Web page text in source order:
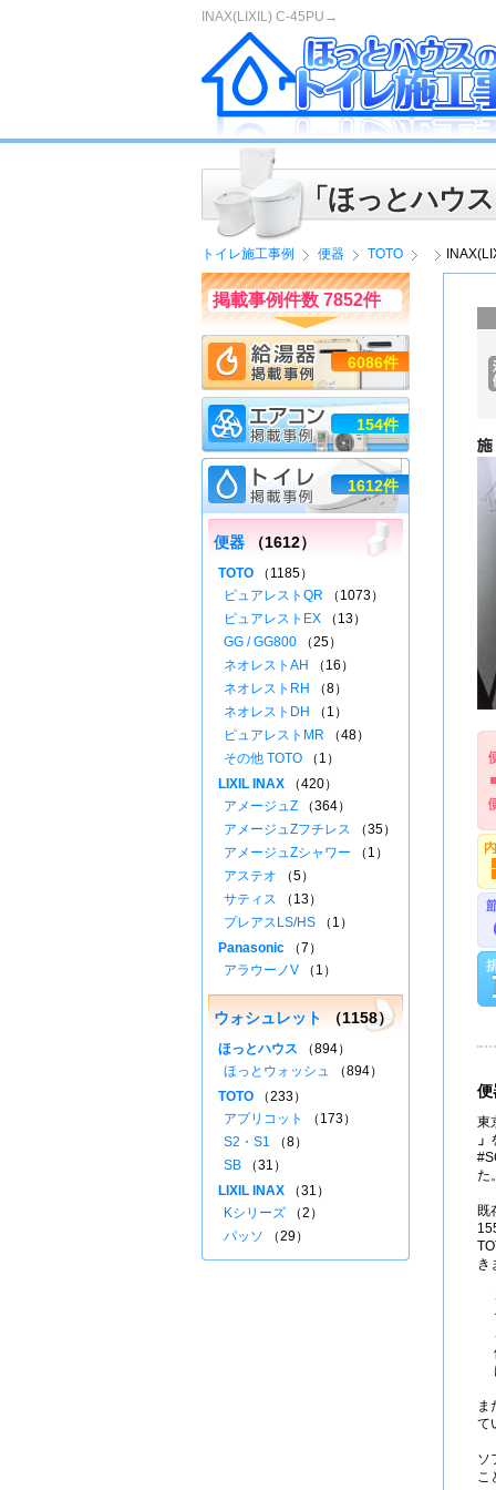
INAX(LIXIL) C-45PU→
「ほっとハウ
トイレ施工事例 便器 TOTO
便
東
」
た。
既
き
ま
て
ソ
こ
掲載事例件数 7852件
6086件
154件
1612件
便器 （1612）
TOTO （1185）
ピュアレストQR （1073）
ピュアレストEX （13）
GG / GG800 （25）
ネオレストAH
（16）
ネオレストRH
（8）
ネオレストDH
（1）
ピュアレストMR （48）
その他 TOTO （1）
LIXIL INAX （420）
アメージュZ （364）
アメージュZフチレス （35）
アメージュZシャワー （1）
アステオ （5）
サティス （13）
プレアスLS/HS （1）
Panasonic （7）
アラウーノV （1）
ウォシュレット （1158）
ほっとハウス （894）
ほっとウォッシュ （894）
TOTO （233）
アプリコット
（173）
S2・S1 （8）
SB （31）
LIXIL INAX （31）
Kシリーズ （2）
パッソ （29）